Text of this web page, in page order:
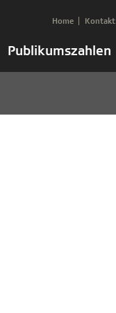
Publikumszahlen
Home Kontakt